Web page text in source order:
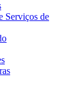
Serviços de